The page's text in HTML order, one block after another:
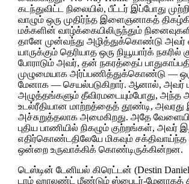
கடந்துவிட்ட நிலையில், பீட்டர் இப்போது
வாழும் ஒரு முதிர்ந்த இளைஞனாகத்
மக்களின் வாழ்க்கையிலிருந்தும்
தானே முன்வந்து அழித்துக்கொண்டு அவர்
யாருக்கும் தெரியாத ஒரு நியூயார்க்
போராடும் அவர், தன் நகரத்தைப்
முழுமையாக அர்ப்பணித்துக்கொண்டு —
மேனாக — செயல்படுகிறார். ஆனால், அவர்
அழுத்தங்களும் தீவிரமடையும்போது, ​​அந்த
உடல்ரீதியான மாற்றத்தைத் தூண்டி, அவரது
அச்சுறுத்தலாக அமைகிறது. அதே
புதிய பாணியில் நிகழும் குற்றங்கள், அவர்
எதிர்கொண்டதிலேயே மிகவும் சக்திவாய்ந்த
ஒன்றை உருவாக்கிக் கொண்டிருக்கின்றன.
டெஸ்டின் டேனியல் கிரெட்டன் (Destin
டாம் ஹாலண்ட் மீண்டும் ஸ்பைடர்-மேனாகத்